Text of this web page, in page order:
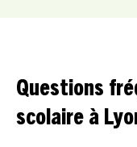
Questions
scolaire à